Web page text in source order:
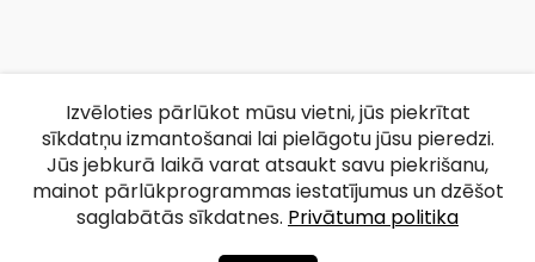
Izvēloties pārlūkot mūsu vietni, jūs piekrītat
sīkdatņu izmantošanai lai pielāgotu jūsu pieredzi.
Jūs jebkurā laikā varat atsaukt savu piekrišanu,
mainot pārlūkprogrammas iestatījumus un dzēšot
saglabātās sīkdatnes. Privātuma politika